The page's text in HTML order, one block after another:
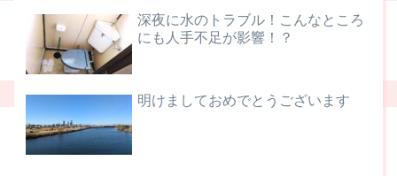
深夜に水のトラブル！こんなところ
にも人手不足が影響！？
明けましておめでとうございます